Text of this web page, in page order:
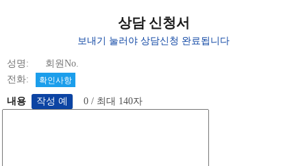
상담 신청서
보내기 눌러야 상담신청 완료됩니다
성명: 회원No.
전화:
확인사항
내용 0 / 최대 140자